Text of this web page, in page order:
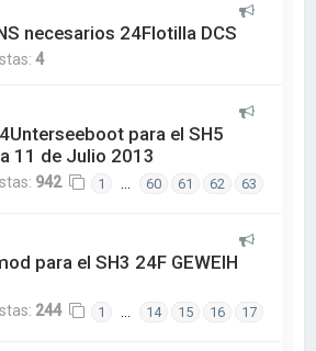
necesarios 24Flotilla DCS
4
para el SH5
11 de Julio 2013
942 1 … 60 61 62 63
para el SH3 24F GEWEIH
244 1 … 14 15 16 17